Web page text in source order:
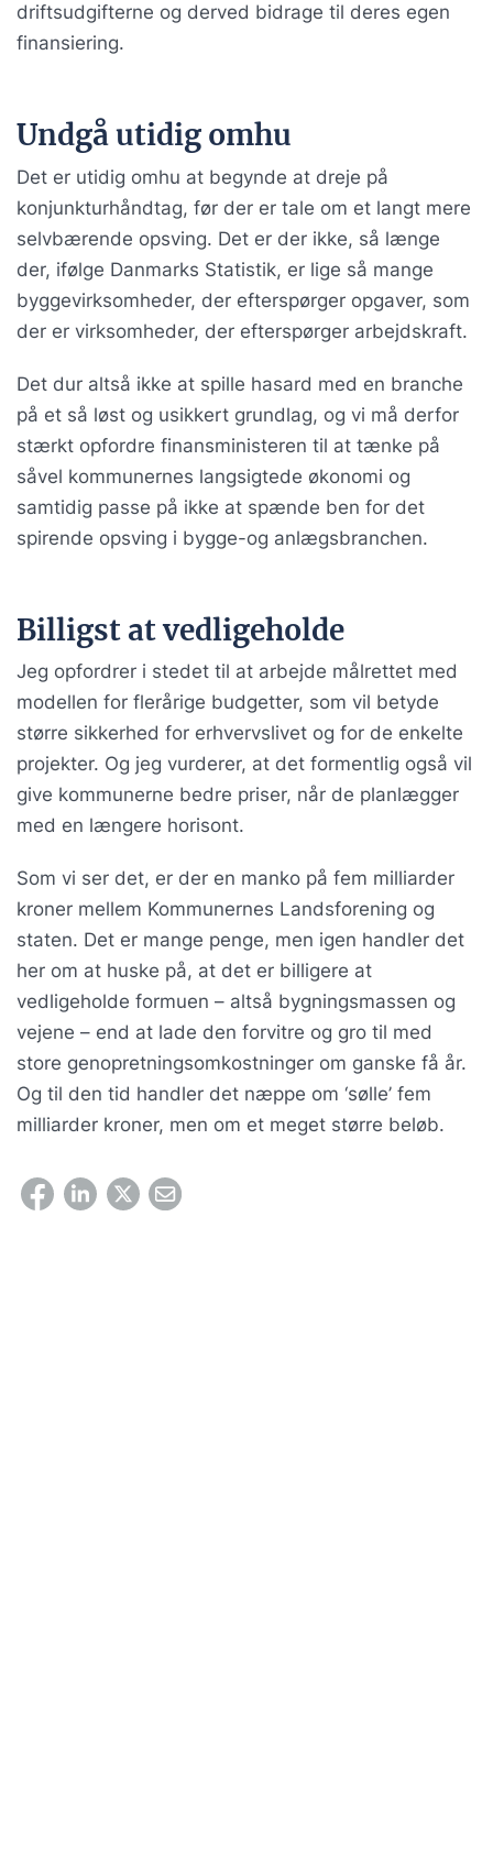
driftsudgifterne og derved bidrage til deres egen
finansiering.
Undgå utidig omhu
Det er utidig omhu at begynde at dreje på
konjunkturhåndtag, før der er tale om et langt mere
selvbærende opsving. Det er der ikke, så længe
der, ifølge Danmarks Statistik, er lige så mange
byggevirksomheder, der efterspørger opgaver, som
der er virksomheder, der efterspørger arbejdskraft.
Det dur altså ikke at spille hasard med en branche
på et så løst og usikkert grundlag, og vi må derfor
stærkt opfordre finansministeren til at tænke på
såvel kommunernes langsigtede økonomi og
samtidig passe på ikke at spænde ben for det
spirende opsving i bygge-og anlægsbranchen.
Billigst at vedligeholde
Jeg opfordrer i stedet til at arbejde målrettet med
modellen for flerårige budgetter, som vil betyde
større sikkerhed for erhvervslivet og for de enkelte
projekter. Og jeg vurderer, at det formentlig også vil
give kommunerne bedre priser, når de planlægger
med en længere horisont.
Som vi ser det, er der en manko på fem milliarder
kroner mellem Kommunernes Landsforening og
staten. Det er mange penge, men igen handler det
her om at huske på, at det er billigere at
vedligeholde formuen – altså bygningsmassen og
vejene – end at lade den forvitre og gro til med
store genopretningsomkostninger om ganske få år.
Og til den tid handler det næppe om ‘sølle’ fem
milliarder kroner, men om et meget større beløb.